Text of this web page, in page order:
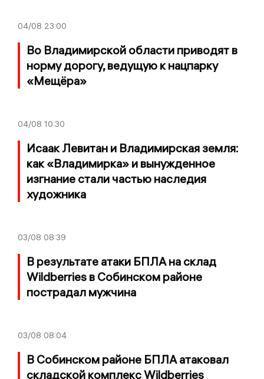
04/08 23:00
Во Владимирской области приводят в
норму дорогу, ведущую к нацпарку
«Мещёра»
04/08 10:30
Исаак Левитан и Владимирская земля:
как «Владимирка» и вынужденное
изгнание стали частью наследия
художника
03/08 08:39
В результате атаки БПЛА на склад
Wildberries в Собинском районе
пострадал мужчина
03/08 08:04
В Собинском районе БПЛА атаковал
складской комплекс Wildberries